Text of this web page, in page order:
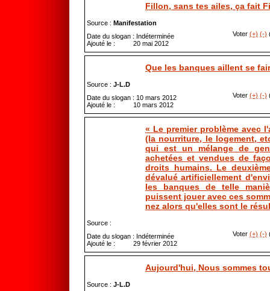
Fillon, sans tes ailes, ça fait
Source : Manifestation
Date du slogan : Indéterminée
Ajouté le : 20 mai 2012
Voter (+) (-)
Que les banques aillent se
Source : J-L.D
Date du slogan : 10 mars 2012
Ajouté le : 10 mars 2012
Voter (+) (-)
« Le premier problème avec
(la nourriture, le logement,
qui est un mélange de
achetées et vendues de
droits humains. Le
dévalué artificiellement
les banques de telle
puissent jouer avec ces
nez alors qu'elles sont le
Source :
Date du slogan : Indéterminée
Ajouté le : 29 février 2012
Voter (+) (-)
Aujourd'hui, Nous sommes
Source : J-L.D